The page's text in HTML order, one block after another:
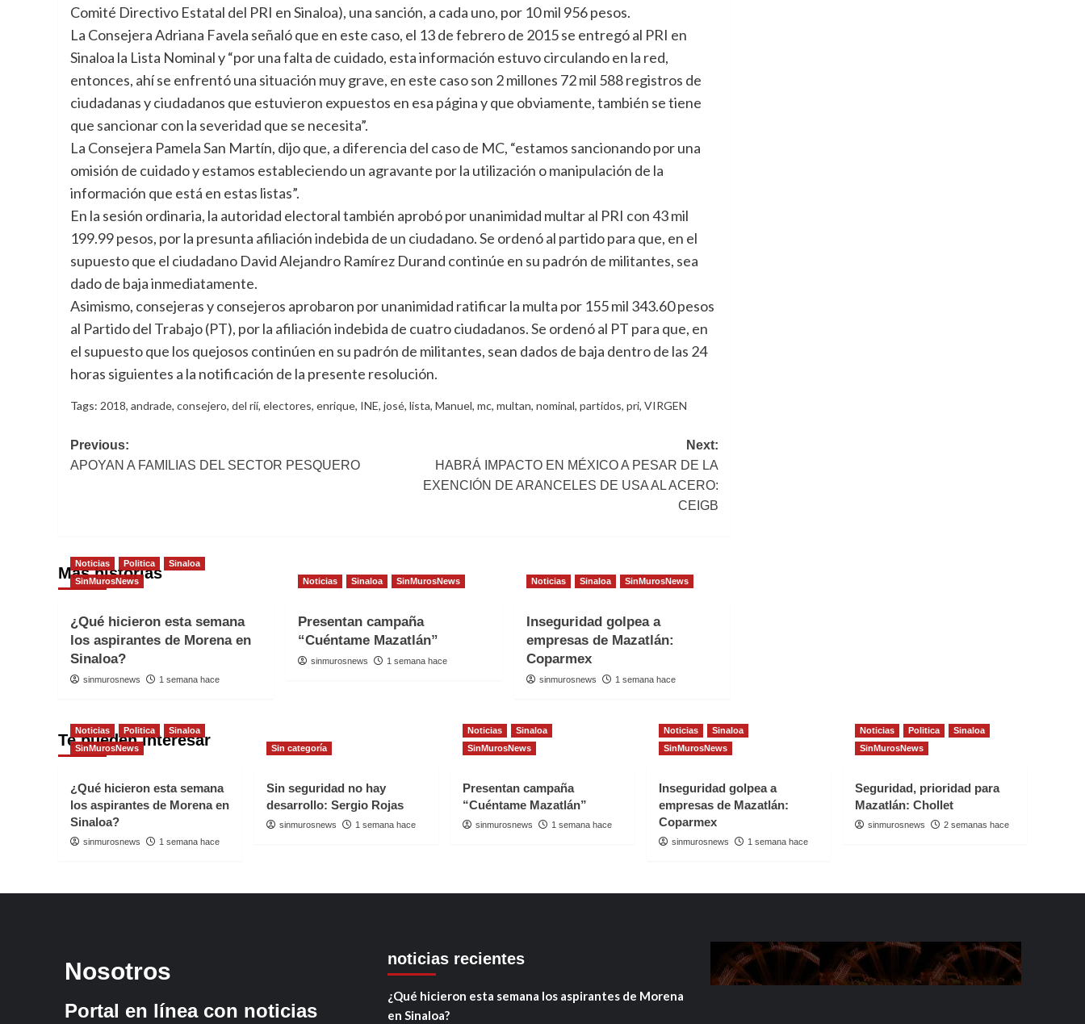
Comité Directivo Estatal del PRI en Sinaloa), una sanción, a cada uno, por 10 mil 956 pesos.
La Consejera Adriana Favela señaló que en este caso, el 13 de febrero de 2015 se entregó al PRI en
Sinaloa la Lista Nominal y “por una falta de cuidado, esta información estuvo circulando en la red,
entonces, ahí se enfrentó una situación muy grave, en este caso son 2 millones 72 mil 588 registros de
ciudadanas y ciudadanos que estuvieron expuestos en esa página y que obviamente, también se tiene
que sancionar con la severidad que se necesita”.
La Consejera Pamela San Martín, dijo que, a diferencia del caso de MC, “estamos sancionando por una
omisión de cuidado y estamos estableciendo un agravante por la utilización o manipulación de la
información que está en estas listas”.
En la sesión ordinaria, la autoridad electoral también aprobó por unanimidad multar al PRI con 43 mil
199.99 pesos, por la presunta afiliación indebida de un ciudadano. Se ordenó al partido para que, en el
supuesto que el ciudadano David Alejandro Ramírez Durand continúe en su padrón de militantes, sea
dado de baja inmediatamente.
Asimismo, consejeras y consejeros aprobaron por unanimidad ratificar la multa por 155 mil 343.60 pesos
al Partido del Trabajo (PT), por la afiliación indebida de cuatro ciudadanos. Se ordenó al PT para que, en
el supuesto que los quejosos continúen en su padrón de militantes, sean dados de baja dentro de las 24
horas siguientes a la notificación de la presente resolución.
Tags: 2018, andrade, consejero, del rií, electores, enrique, INE, josé, lista, Manuel, mc, multan, nominal, partidos, pri, VIRGEN
Post
navigation
Previous:
APOYAN A FAMILIAS DEL SECTOR PESQUERO
Next:
HABRÁ IMPACTO EN MÉXICO A PESAR DE LA
EXENCIÓN DE ARANCELES DE USA AL ACERO:
CEIGB
Más historias
Noticias Politica
Sinaloa
SinMurosNews
¿Qué hicieron esta semana
los aspirantes de Morena en
Sinaloa?
sinmurosnews 1 semana hace
Noticias Sinaloa SinMurosNews
Presentan campaña
“Cuéntame Mazatlán”
sinmurosnews 1 semana hace
Noticias Sinaloa SinMurosNews
Inseguridad golpea a
empresas de Mazatlán:
Coparmex
sinmurosnews 1 semana hace
Te pueden interesar
Noticias Politica
Sinaloa
SinMurosNews
¿Qué hicieron esta semana
los aspirantes de Morena en
Sinaloa?
sinmurosnews 1 semana hace
Sin categoría
Sin seguridad no hay
desarrollo: Sergio Rojas
sinmurosnews 1 semana hace
Noticias
Sinaloa
SinMurosNews
Presentan campaña
“Cuéntame Mazatlán”
sinmurosnews 1 semana hace
Noticias
Sinaloa
SinMurosNews
Inseguridad golpea a
empresas de Mazatlán:
Coparmex
sinmurosnews 1 semana hace
Noticias Politica
Sinaloa
SinMurosNews
Seguridad, prioridad para
Mazatlán: Chollet
sinmurosnews 2 semanas hace
Nosotros
Portal en línea con noticias
noticias recientes
¿Qué hicieron esta semana los aspirantes de Morena
en Sinaloa?